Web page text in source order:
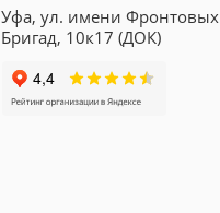
Уфа, ул. имени Фронтовых
Бригад, 10к17 (ДОК)